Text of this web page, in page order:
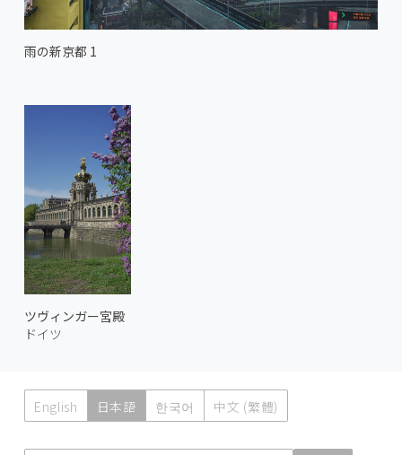
雨の新京都 1
ツヴィンガー宮殿
ドイツ
English 日本語 한국어 中文 (繁體)